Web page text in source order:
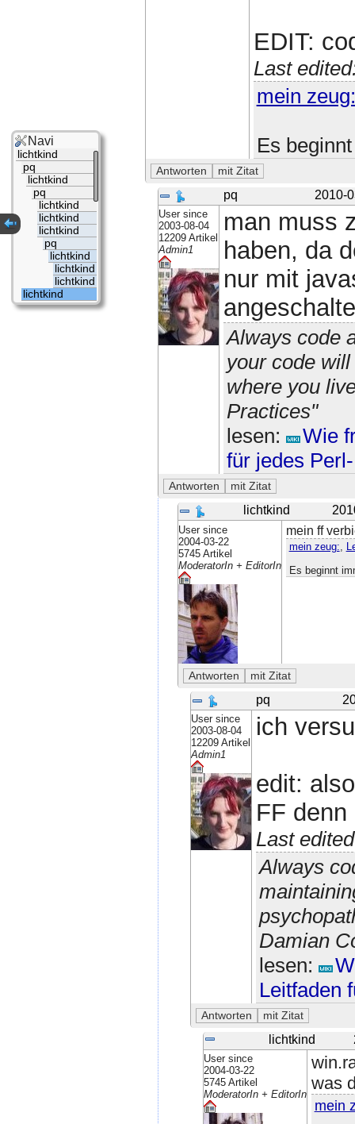
EDIT:
Last
mein zeug:
Es
pq 2010-
User since
2003-08-04
12209 Artikel
Admin1
man muss
haben, da
nur mit
Always code
your code
where you
Practices"
lesen:
Wie
für jedes
lichtkind
User since
2004-03-22
5745 Artikel
ModeratorIn + EditorIn
mein ff
mein zeug:,
Es beginnt
pq
User since
2003-08-04
12209 Artikel
Admin1
ich
edit:
FF denn
Last
Always
Damian
lesen:
Leitfaden
lichtkind
User since
2004-03-22
5745 Artikel
ModeratorIn + EditorIn
was
mein
Navi
lichtkind
pq
lichtkind
pq
lichtkind
lichtkind
lichtkind
pq
lichtkind
lichtkind
lichtkind
lichtkind